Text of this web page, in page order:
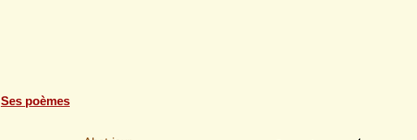
Ses poèmes